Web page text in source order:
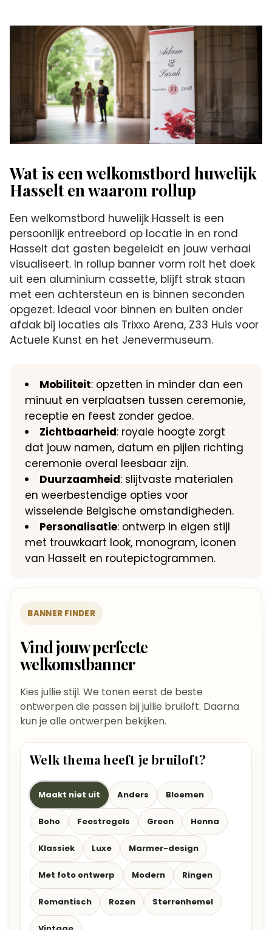
Wat is een welkomstbord huwelijk
Hasselt en waarom rollup
Een welkomstbord huwelijk Hasselt is een
persoonlijk entreebord op locatie in en rond
Hasselt dat gasten begeleidt en jouw verhaal
visualiseert. In rollup banner vorm rolt het doek
uit een aluminium cassette, blijft strak staan
met een achtersteun en is binnen seconden
opgezet. Ideaal voor binnen en buiten onder
afdak bij locaties als Trixxo Arena, Z33 Huis voor
Actuele Kunst en het Jenevermuseum.
Mobiliteit: opzetten in minder dan een
minuut en verplaatsen tussen ceremonie,
receptie en feest zonder gedoe.
Zichtbaarheid: royale hoogte zorgt
dat jouw namen, datum en pijlen richting
ceremonie overal leesbaar zijn.
Duurzaamheid: slijtvaste materialen
en weerbestendige opties voor
wisselende Belgische omstandigheden.
Personalisatie: ontwerp in eigen stijl
met trouwkaart look, monogram, iconen
van Hasselt en routepictogrammen.
BANNER FINDER
Vind jouw perfecte
welkomstbanner
Kies jullie stijl. We tonen eerst de beste
ontwerpen die passen bij jullie bruiloft. Daarna
kun je alle ontwerpen bekijken.
Welk thema heeft je bruiloft?
Maakt niet uit Anders Bloemen
Boho Feestregels Green Henna
Klassiek Luxe Marmer-design
Met foto ontwerp Modern Ringen
Romantisch Rozen Sterrenhemel